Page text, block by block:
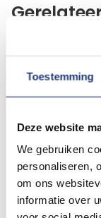
Toestemming
Deze website
We gebruiken
personaliseren,
om ons
informatie over
Glanspoly 115gr/m2
Noord